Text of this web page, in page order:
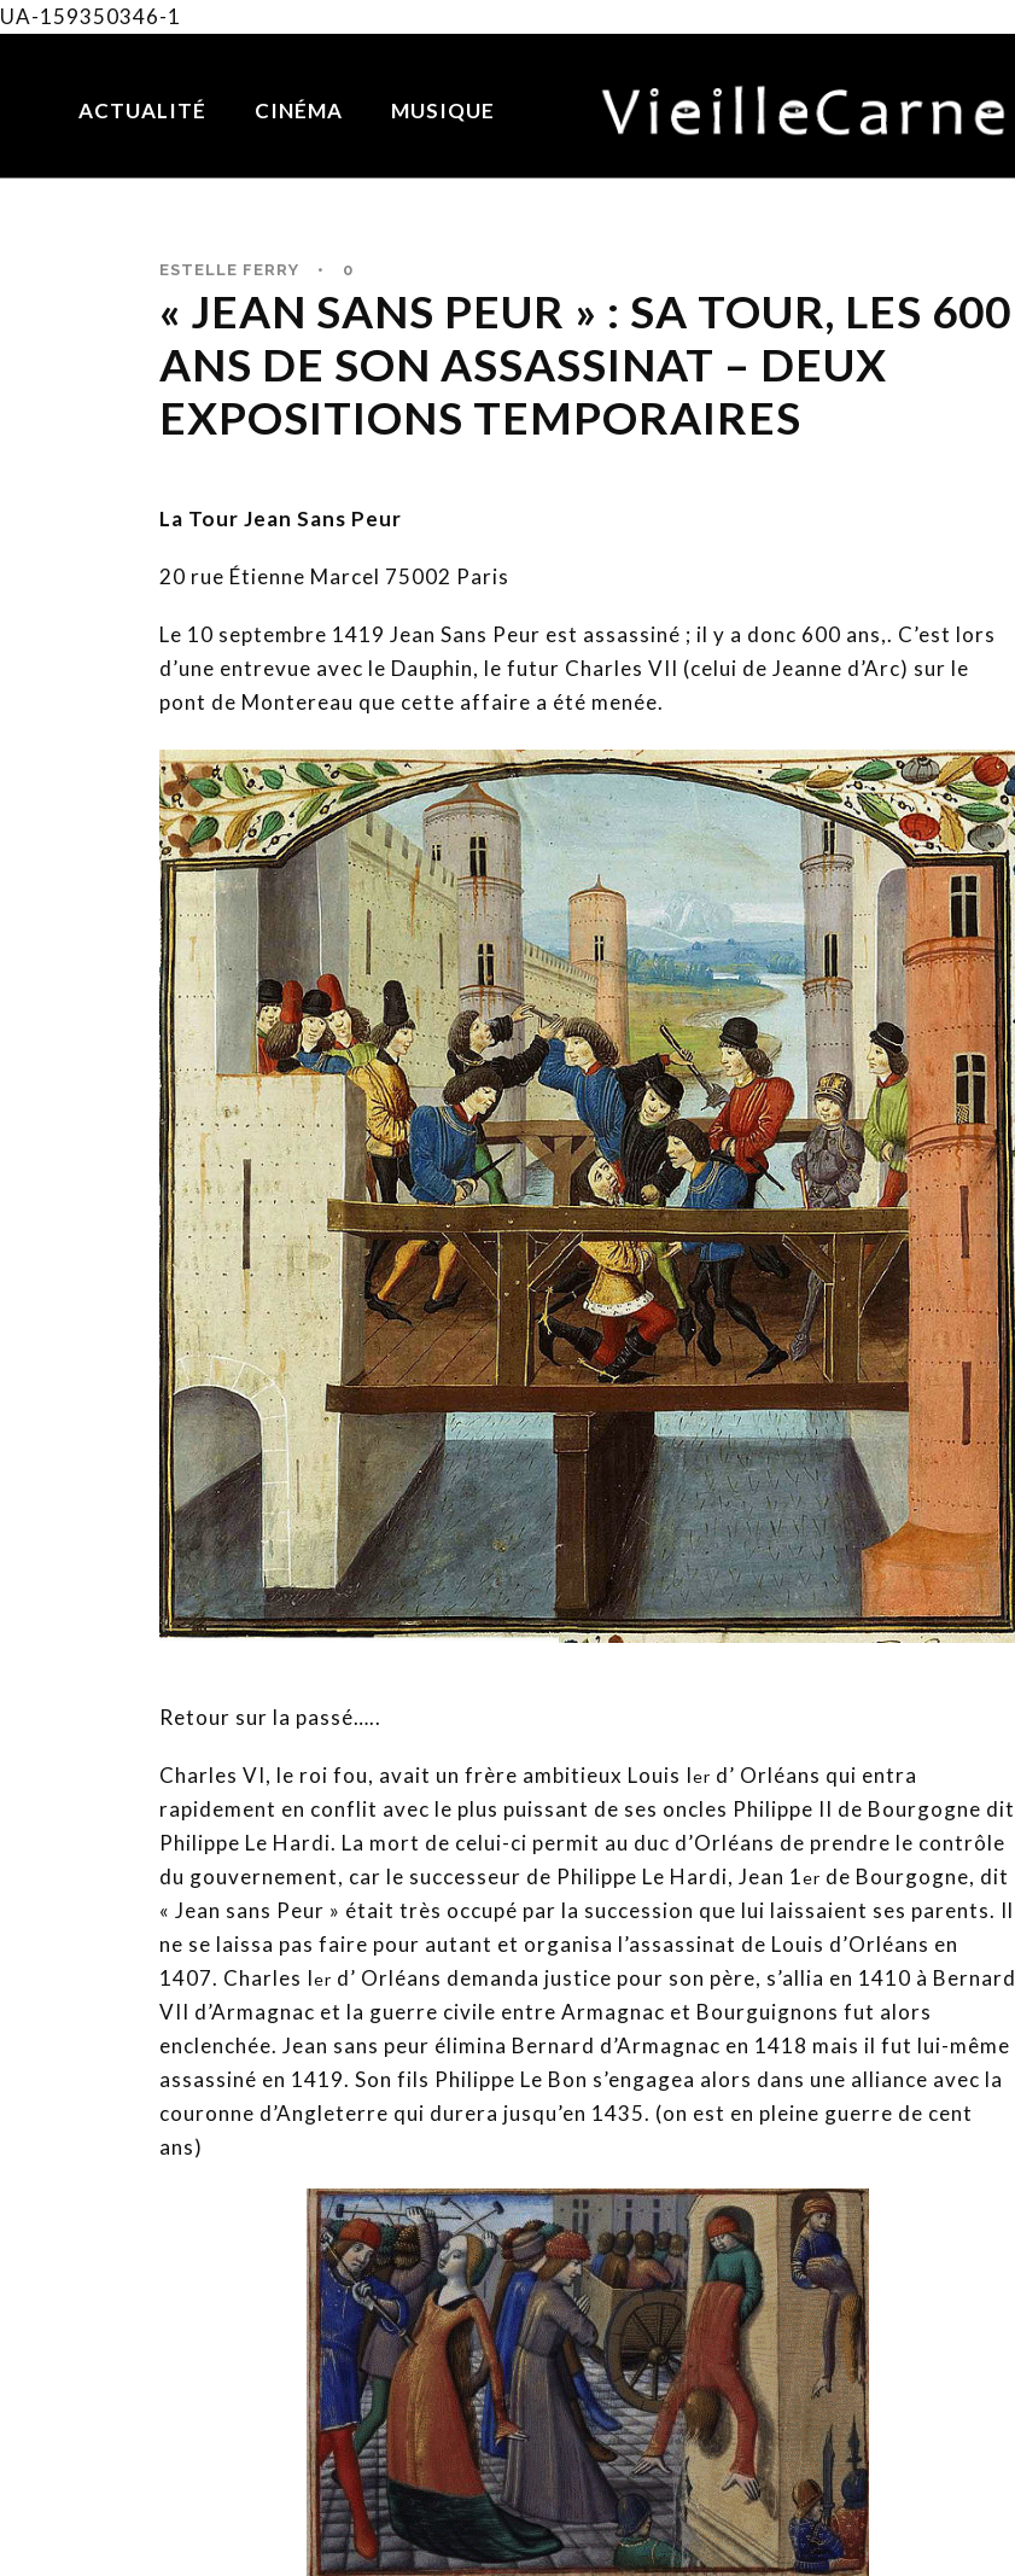
UA-159350346-1
ACTUALITÉ CINÉMA MUSIQUE
ESTELLE FERRY • 0
« JEAN SANS PEUR » : SA TOUR, LES 600
ANS DE SON ASSASSINAT – DEUX
EXPOSITIONS TEMPORAIRES
La Tour Jean Sans Peur
20 rue Étienne Marcel 75002 Paris
Le 10 septembre 1419 Jean Sans Peur est assassiné ; il y a donc 600 ans,. C’est lors
d’une entrevue avec le Dauphin, le futur Charles VII (celui de Jeanne d’Arc) sur le
pont de Montereau que cette affaire a été menée.
Retour sur la passé…..
Charles VI, le roi fou, avait un frère ambitieux Louis Ier d’ Orléans qui entra
rapidement en conflit avec le plus puissant de ses oncles Philippe II de Bourgogne dit
Philippe Le Hardi. La mort de celui-ci permit au duc d’Orléans de prendre le contrôle
du gouvernement, car le successeur de Philippe Le Hardi, Jean 1er de Bourgogne, dit
« Jean sans Peur » était très occupé par la succession que lui laissaient ses parents. Il
ne se laissa pas faire pour autant et organisa l’assassinat de Louis d’Orléans en
1407. Charles Ier d’ Orléans demanda justice pour son père, s’allia en 1410 à Bernard
VII d’Armagnac et la guerre civile entre Armagnac et Bourguignons fut alors
enclenchée. Jean sans peur élimina Bernard d’Armagnac en 1418 mais il fut lui-même
assassiné en 1419. Son fils Philippe Le Bon s’engagea alors dans une alliance avec la
couronne d’Angleterre qui durera jusqu’en 1435. (on est en pleine guerre de cent
ans)